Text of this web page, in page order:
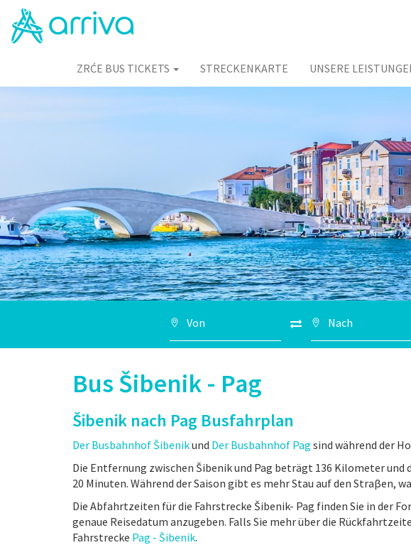
ZRĆE BUS TICKETS STRECKENKARTE UNSERE
Bus Šibenik - Pag
Šibenik nach Pag Busfahrplan
Der Busbahnhof Šibenikund Der Busbahnhof Pag sind während der
Die Entfernung zwischen Šibenik und Pag beträgt 136 Kilometer und
20 Minuten. Während der Saison gibt es mehr Stau auf den Straβen,
Die Abfahrtzeiten für die Fahrstrecke Šibenik- Pag finden Sie in der
genaue Reisedatum anzugeben. Falls Sie mehr über die
Fahrstrecke Pag - Šibenik.